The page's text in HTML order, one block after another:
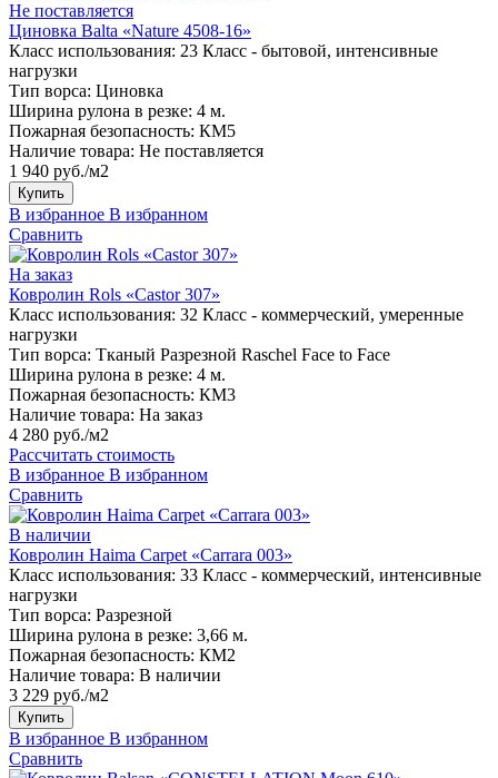
Не поставляется
Циновка Balta «Nature 4508-16»
Класс использования: 23 Класс - бытовой, интенсивные
нагрузки
Тип ворса: Циновка
Ширина рулона в резке: 4 м.
Пожарная безопасность: КМ5
Наличие товара: Не поставляется
1 940 руб./м2
Купить
В избранное В избранном
Сравнить
На заказ
Ковролин Rols «Castor 307»
Класс использования: 32 Класс - коммерческий, умеренные
нагрузки
Тип ворса: Тканый Разрезной Raschel Face to Face
Ширина рулона в резке: 4 м.
Пожарная безопасность: КМ3
Наличие товара: На заказ
4 280 руб./м2
Рассчитать стоимость
В избранное В избранном
Сравнить
В наличии
Ковролин Haima Carpet «Carrara 003»
Класс использования: 33 Класс - коммерческий, интенсивные
нагрузки
Тип ворса: Разрезной
Ширина рулона в резке: 3,66 м.
Пожарная безопасность: КМ2
Наличие товара: В наличии
3 229 руб./м2
Купить
В избранное В избранном
Сравнить